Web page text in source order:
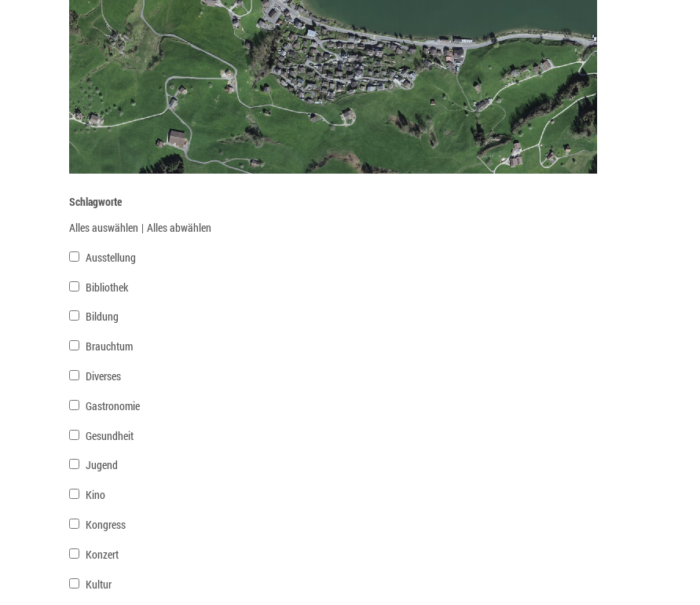
Schlagworte
Alles auswählen | Alles abwählen
Ausstellung
Bibliothek
Bildung
Brauchtum
Diverses
Gastronomie
Gesundheit
Jugend
Kino
Kongress
Konzert
Kultur